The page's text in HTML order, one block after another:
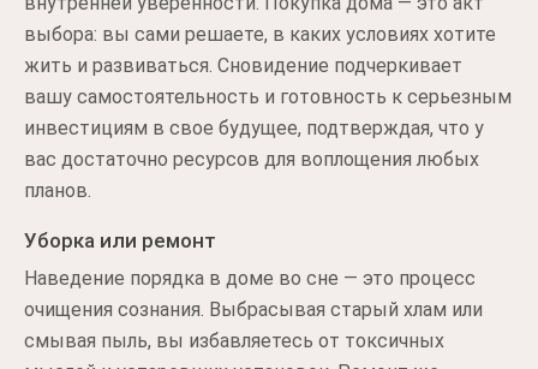
выбора: вы сами решаете, в каких условиях хотите
жить и развиваться. Сновидение подчеркивает
вашу самостоятельность и готовность к серьезным
инвестициям в свое будущее, подтверждая, что у
вас достаточно ресурсов для воплощения любых
планов.
Уборка или ремонт
Наведение порядка в доме во сне — это процесс
очищения сознания. Выбрасывая старый хлам или
смывая пыль, вы избавляетесь от токсичных